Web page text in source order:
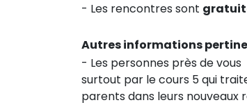
- Les rencontres sont
Autres informations
- Les personnes près de
surtout par le cours 5 qui
parents dans leurs nouveaux